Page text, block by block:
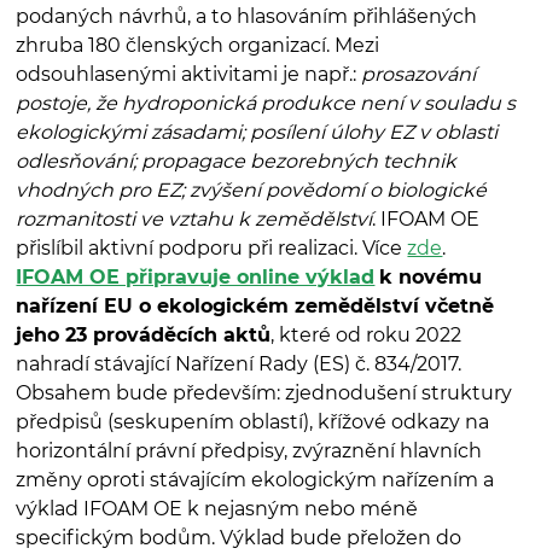
podaných návrhů, a to hlasováním přihlášených
zhruba 180 členských organizací. Mezi
odsouhlasenými aktivitami je např.: prosazování
postoje, že hydroponická produkce není v souladu s
ekologickými zásadami; posílení úlohy EZ v oblasti
odlesňování; propagace bezorebných technik
vhodných pro EZ; zvýšení povědomí o biologické
rozmanitosti ve vztahu k zemědělství. IFOAM OE
přislíbil aktivní podporu při realizaci. Vícezde.
IFOAM OE připravuje online výklad k novému
nařízení EU o ekologickém zemědělství včetně
jeho 23 prováděcích aktů, které od roku 2022
nahradí stávající Nařízení Rady (ES) č. 834/2017.
Obsahem bude především: zjednodušení struktury
předpisů (seskupením oblastí), křížové odkazy na
horizontální právní předpisy, zvýraznění hlavních
změny oproti stávajícím ekologickým nařízením a
výklad IFOAM OE k nejasným nebo méně
specifickým bodům. Výklad bude přeložen do